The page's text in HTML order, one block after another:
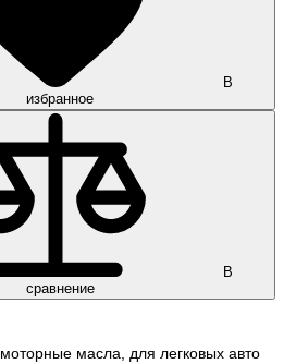
В
избранное
В
сравнение
моторные масла, для легковых авто